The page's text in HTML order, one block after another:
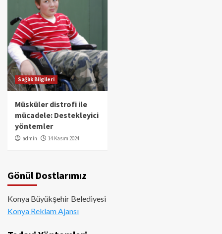
Sağlık Bilgileri
Müsküler distrofi ile
mücadele: Destekleyici
yöntemler
admin 14 Kasım 2024
Gönül Dostlarımız
Konya Büyükşehir Belediyesi
Konya Reklam Ajansı